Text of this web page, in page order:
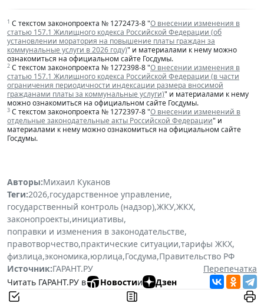
1 С текстом законопроекта № 1272473-8 "О внесении изменения в
статью 157.1 Жилищного кодекса Российской Федерации (об
установлении моратория на повышение платы граждан за
коммунальные услуги в 2026 году)" и материалами к нему можно
ознакомиться на официальном сайте Госдумы.
2 С текстом законопроекта № 1272398-8 "О внесении изменения в
статью 157.1 Жилищного кодекса Российской Федерации (в части
ограничения периодичности индексации размера вносимой
гражданами платы за коммунальные услуги)" и материалами к нему
можно ознакомиться на официальном сайте Госдумы.
3 С текстом законопроекта № 1272397-8 "О внесении изменений в
отдельные законодательные акты Российской Федерации" и
материалами к нему можно ознакомиться на официальном сайте
Госдумы.
Авторы:Михаил Куканов
Теги:2026,государственное управление,
государственный контроль (надзор),ЖКУ,ЖКХ,
законопроекты,инициативы,
поправки и изменения в законодательстве,
правотворчество,практические ситуации,тарифы ЖКХ,
физлица,экономика,юрлица,Госдума,Правительство РФ
Источник:ГАРАНТ.РУ
Перепечатка
Читать ГАРАНТ.РУ в
Новостии Дзен